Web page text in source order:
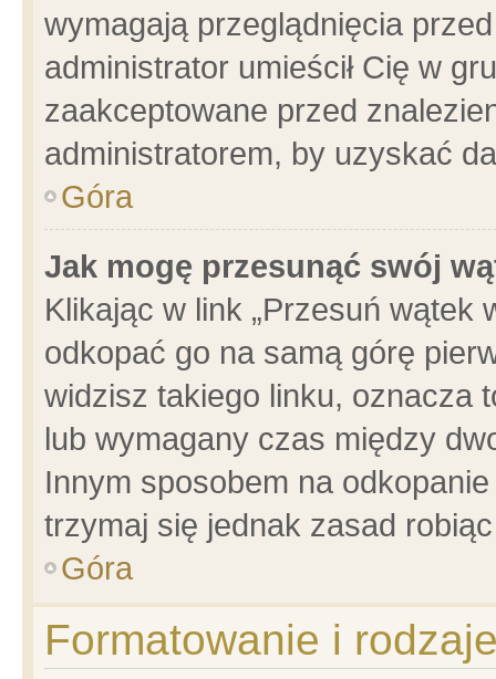
wymagają przeglądnięcia
administrator umieścił Cię w
zaakceptowane przed
administratorem, by uzyskać
Góra
Jak mogę przesunąć swój
Klikając w link „Przesuń wątek
odkopać go na samą górę
widzisz takiego linku, oznacza
lub wymagany czas między
Innym sposobem na
trzymaj się jednak zasad
Góra
Formatowanie i